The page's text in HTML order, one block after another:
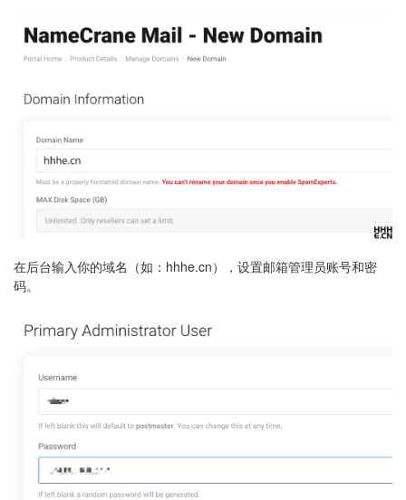
在后台输入你的域名（如：hhhe.cn），设置邮箱管理员账号和密
码。